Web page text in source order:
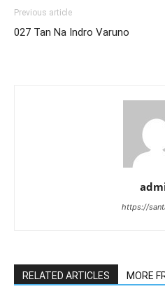
Previous article
027 Tan Na Indro Varuno
https://
RELATED ARTICLES MORE